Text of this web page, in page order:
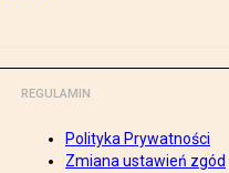
REGULAMIN
Polityka Prywatności
Zmiana ustawień zgód